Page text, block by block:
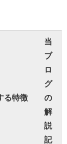
る特徴
当
ブ
ロ
グ
の
解
説
記